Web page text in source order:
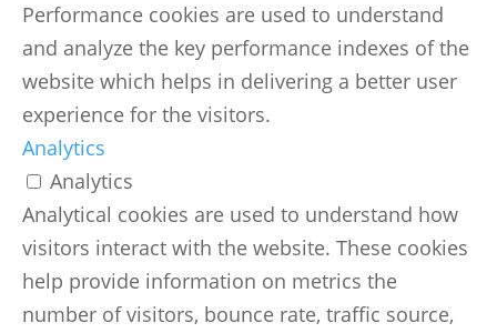
Performance cookies are used to understand
and analyze the key performance indexes of the
website which helps in delivering a better user
experience for the visitors.
Analytics
Analytics
Analytical cookies are used to understand how
visitors interact with the website. These cookies
help provide information on metrics the
number of visitors, bounce rate, traffic source,